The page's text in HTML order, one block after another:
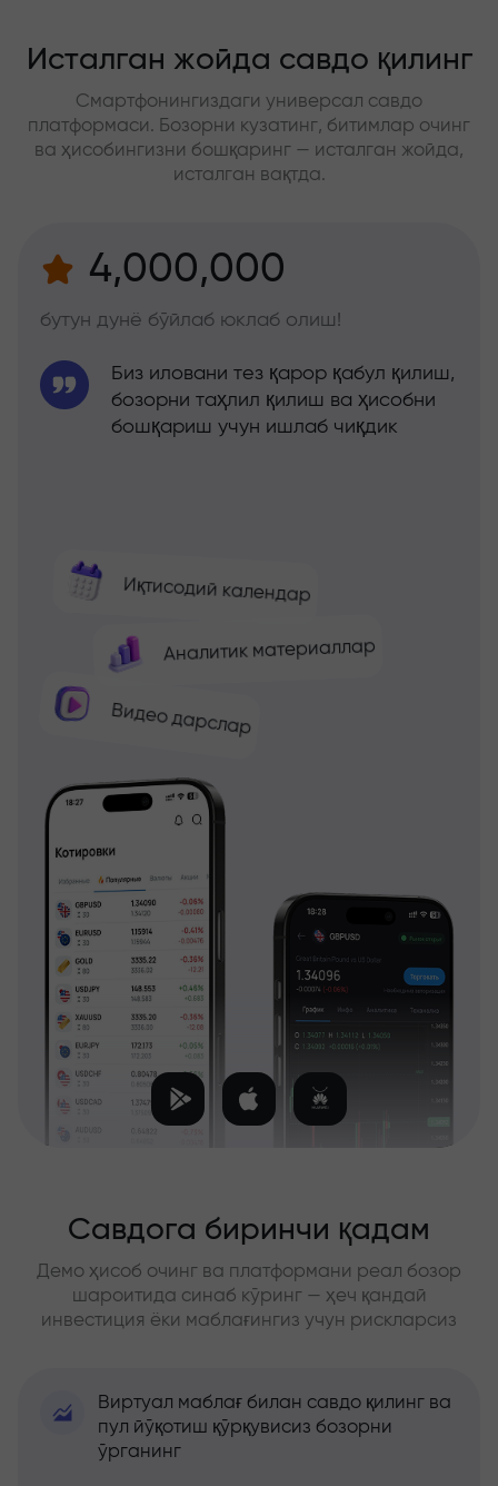
Исталган жойда савдо қилинг
Смартфонингиздаги универсал савдо
платформаси. Бозорни кузатинг, битимлар очинг
ва ҳисобингизни бошқаринг — исталган жойда,
исталган вақтда.
4,000,000
бутун дунё бўйлаб юклаб олиш!
Иқтисодий календар
Аналитик материаллар
Видео дарслар
Биз иловани тез қарор қабул қилиш,
бозорни таҳлил қилиш ва ҳисобни
бошқариш учун ишлаб чиқдик
Савдога биринчи қадам
Демо ҳисоб очинг ва платформани реал бозор
шароитида синаб кўринг — ҳеч қандай
инвестиция ёки маблағингиз учун рискларсиз
Виртуал маблағ билан савдо қилинг ва
пул йўқотиш қўрқувисиз бозорни
ўрганинг